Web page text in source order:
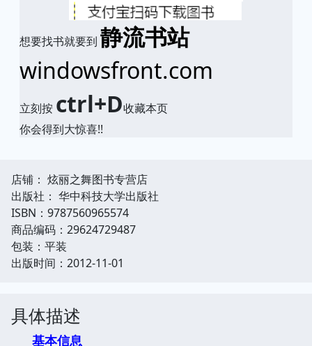
想要找书就要到 静流书站
windowsfront.com
立刻按 ctrl+D收藏本页
你会得到大惊喜!!
店铺： 炫丽之舞图书专营店
出版社： 华中科技大学出版社
ISBN：9787560965574
商品编码：29624729487
包装：平装
出版时间：2012-11-01
具体描述
基本信息